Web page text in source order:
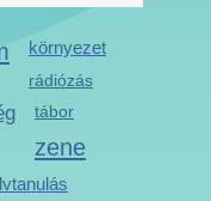
környezet
rádiózás
tábor
zene